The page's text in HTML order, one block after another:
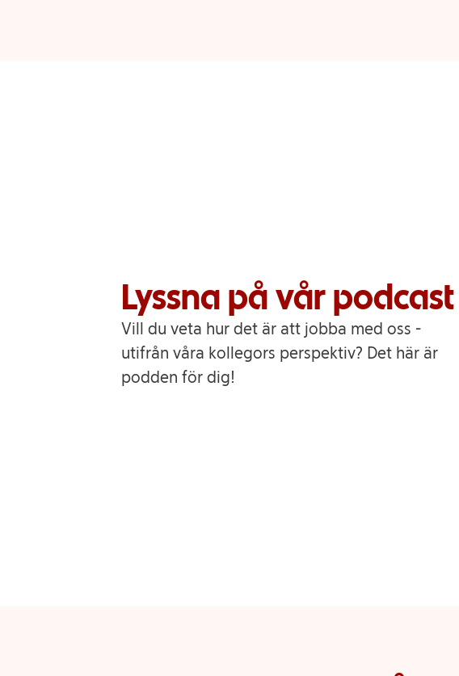
Lyssna på vår podcast
Vill du veta hur det är att jobba med oss -
utifrån våra kollegors perspektiv? Det här är
podden för dig!